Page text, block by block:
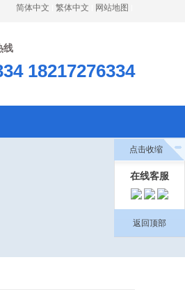
简体中文 繁体中文 网站地图
线
18217276334
点击收缩
在线客服
返回顶部